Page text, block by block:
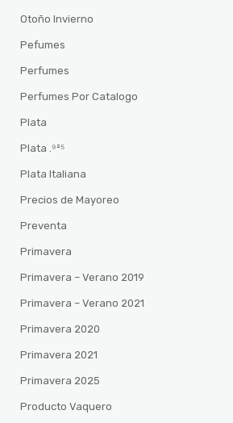
Otoño Invierno
Pefumes
Perfumes
Perfumes Por Catalogo
Plata
Plata .⁹²⁵
Plata Italiana
Precios de Mayoreo
Preventa
Primavera
Primavera – Verano 2019
Primavera – Verano 2021
Primavera 2020
Primavera 2021
Primavera 2025
Producto Vaquero